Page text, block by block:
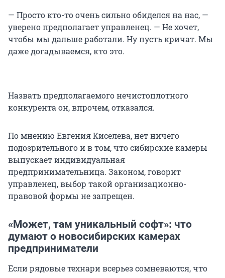
— Просто кто-то очень сильно обиделся на нас, —
уверено предполагает управленец. — Не хочет,
чтобы мы дальше работали. Ну пусть кричат. Мы
даже догадываемся, кто это.
Назвать предполагаемого нечистоплотного
конкурента он, впрочем, отказался.
По мнению Евгения Киселева, нет ничего
подозрительного и в том, что сибирские камеры
выпускает индивидуальная
предпринимательница. Законом, говорит
управленец, выбор такой организационно-
правовой формы не запрещен.
«Может, там уникальный софт»: что
думают о новосибирских камерах
предприниматели
Если рядовые технари всерьез сомневаются, что